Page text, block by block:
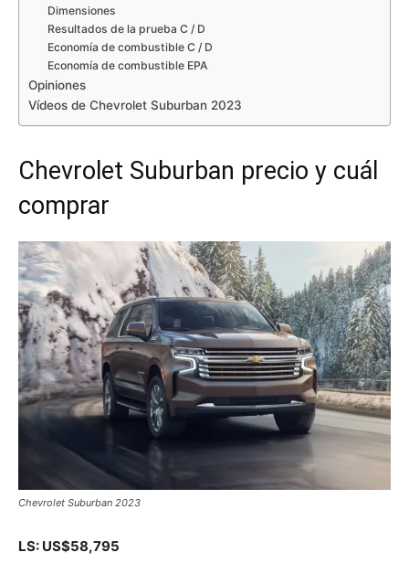
Dimensiones
Resultados de la prueba C / D
Economía de combustible C / D
Economía de combustible EPA
Opiniones
Vídeos de Chevrolet Suburban 2023
Chevrolet Suburban precio y cuál
comprar
Chevrolet Suburban 2023
LS: US$58,795